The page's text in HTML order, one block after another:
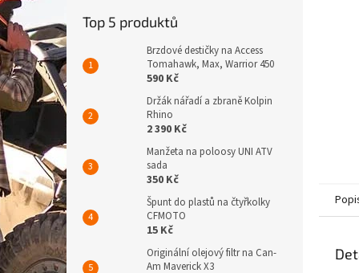
Top 5 produktů
Brzdové destičky na Access
Tomahawk, Max, Warrior 450
590 Kč
Držák nářadí a zbraně Kolpin
Rhino
2 390 Kč
Manžeta na poloosy UNI ATV
sada
350 Kč
Špunt do plastů na čtyřkolky
CFMOTO
15 Kč
Originální olejový filtr na Can-
Am Maverick X3